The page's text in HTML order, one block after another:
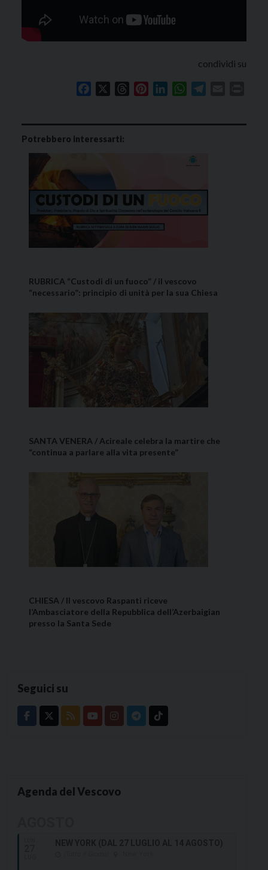
condividi su
Facebook ThreadsPinterestLinkedInWhatsApp
Potrebbero interessarti:
RUBRICA “Custodi di un fuoco” / il vescovo
“necessario”: principio di unità per la sua Chiesa
SANTA VENERA / Acireale celebra la martire che
“continua a parlare alla vita presente”
CHIESA / Il vescovo Raspanti riceve
l’Ambasciatore della Repubblica dell’Azerbaigian
presso la Santa Sede
Seguici su
Agenda del Vescovo